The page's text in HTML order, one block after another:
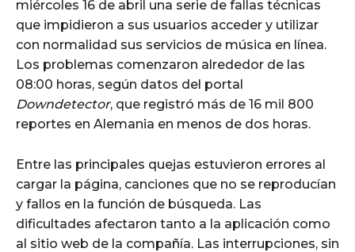
miércoles 16 de abril una serie de fallas técnicas
que impidieron a sus usuarios acceder y utilizar
con normalidad sus servicios de música en línea.
Los problemas comenzaron alrededor de las
08:00 horas, según datos del portal
Downdetector, que registró más de 16 mil 800
reportes en Alemania en menos de dos horas.
Entre las principales quejas estuvieron errores al
cargar la página, canciones que no se reproducían
y fallos en la función de búsqueda. Las
dificultades afectaron tanto a la aplicación como
al sitio web de la compañía. Las interrupciones, sin